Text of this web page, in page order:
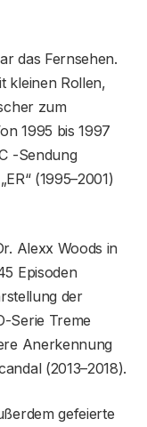
das Fernsehen.
kleinen Rollen,
zum
1995 bis 1997
-Sendung
(1995–2001)
Alexx Woods in
Episoden
der
Serie Treme
Anerkennung
(2013–2018).
gefeierte